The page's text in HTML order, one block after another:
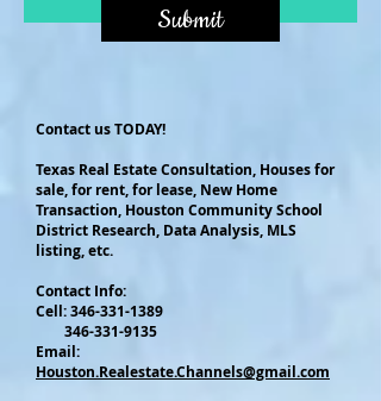
Submit
Contact us TODAY!
Texas Real Estate Consultation, Houses for
sale, for rent, for lease, New Home
Transaction, Houston Community School
District Research, Data Analysis, MLS
listing, etc.
Contact Info:
Cell:346-331-1389
346-331-9135
Email:
Houston.Realestate.Channels@gmail.com